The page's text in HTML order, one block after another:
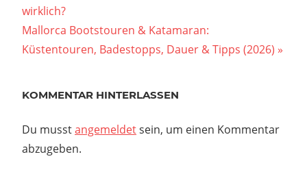
Beitrag:
wirklich?
Nächster
Beitrag:
Mallorca Bootstouren & Katamaran:
Küstentouren, Badestopps, Dauer & Tipps (2026)
KOMMENTAR HINTERLASSEN
Du musstangemeldetsein, um einen Kommentar
abzugeben.